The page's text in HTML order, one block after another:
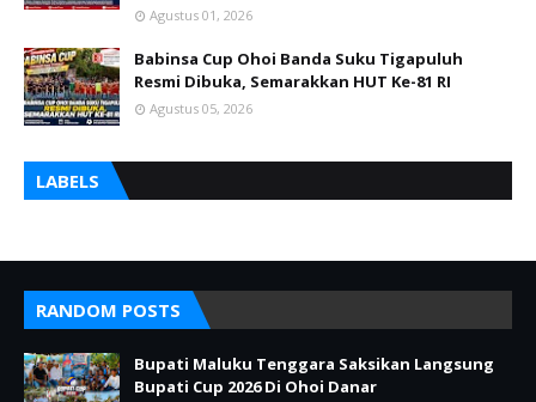
Agustus 01, 2026
Babinsa Cup Ohoi Banda Suku Tigapuluh
Resmi Dibuka, Semarakkan HUT Ke-81 RI
Agustus 05, 2026
LABELS
RANDOM POSTS
Bupati Maluku Tenggara Saksikan Langsung
Bupati Cup 2026 Di Ohoi Danar